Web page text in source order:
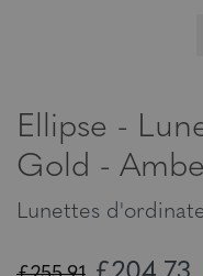
Ellipse -
Gold -
Lunettes